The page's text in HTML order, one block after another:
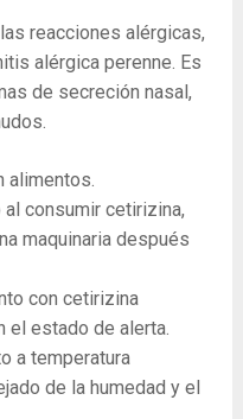
reacciones alérgicas,
alérgica perenne. Es
de secreción nasal,
alimentos.
consumir cetirizina,
maquinaria después
con cetirizina
el estado de alerta.
a temperatura
de la humedad y el